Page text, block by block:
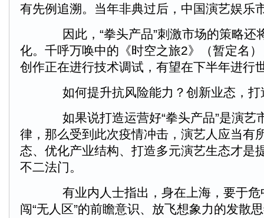
有先例追溯。当年非典过后，中国演艺娱乐
因此，“拳头产品”刺激市场的策略还
化。千呼万唤中的《时空之旅2》（暂定名
创作正在进行技术调试，有望在下半年进行
如何提升抗风险能力？创新业态，打
如果说打造运营好“拳头产品”是演艺
律，那么受到此次疫情冲击，演艺人应当
态、优化产业结构、打造多元演艺生态才是
不二法门。
有业内人士指出，身在上海，要于危
闯“无人区”的前瞻意识、放飞想象力的发散